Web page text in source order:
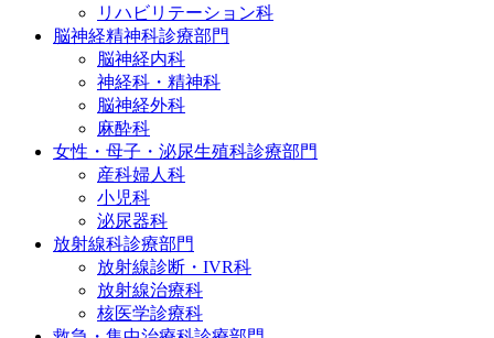
リハビリテーション科
脳神経精神科診療部門
脳神経内科
神経科・精神科
脳神経外科
麻酔科
女性・母子・泌尿生殖科診療部門
産科婦人科
小児科
泌尿器科
放射線科診療部門
放射線診断・IVR科
放射線治療科
核医学診療科